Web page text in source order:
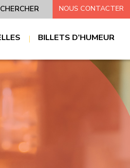
NOUS CONTACTER
BILLETS D’HUMEUR